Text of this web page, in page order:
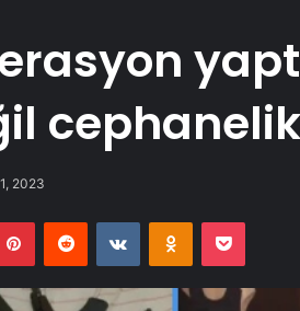
2023
PinterestReddit VKontakteOdnoklassniki
Pocket